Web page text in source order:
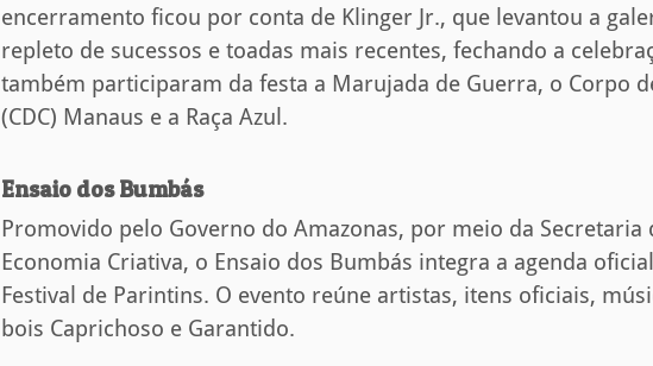
encerramento ficou por conta de Klinger Jr., que levantou a
repleto de sucessos e toadas mais recentes, fechando a
também participaram da festa a Marujada de Guerra, o Corpo
(CDC) Manaus e a Raça Azul.
Ensaio dos Bumbás
Promovido pelo Governo do Amazonas, por meio da Secretaria
Economia Criativa, o Ensaio dos Bumbás integra a agenda
Festival de Parintins. O evento reúne artistas, itens oficiais,
bois Caprichoso e Garantido.